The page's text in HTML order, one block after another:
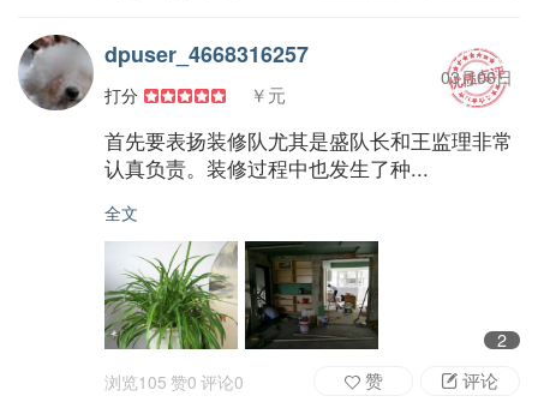
dpuser_4668316257
打分 ￥元
03月06日
首先要表扬装修队尤其是盛队长和王监理非常
认真负责。装修过程中也发生了种...
全文
2
浏览105 赞0 评论0 评论
赞